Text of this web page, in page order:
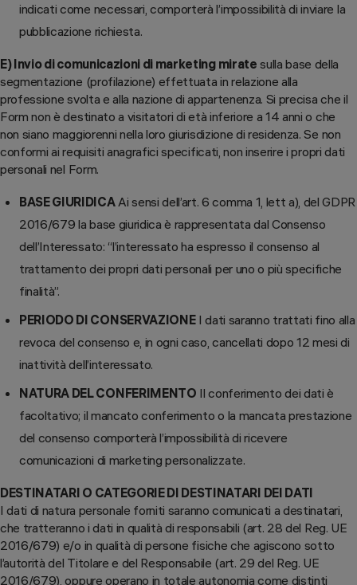
indicati come necessari, comporterà l’impossibilità di inviare la
pubblicazione richiesta.
E) Invio di comunicazioni di marketing mirate sulla base della
segmentazione (profilazione) effettuata in relazione alla
professione svolta e alla nazione di appartenenza. Si precisa che il
Form non è destinato a visitatori di età inferiore a 14 anni o che
non siano maggiorenni nella loro giurisdizione di residenza. Se non
conformi ai requisiti anagrafici specificati, non inserire i propri dati
personali nel Form.
BASE GIURIDICAAi sensi dell’art. 6 comma 1, lett a), del GDPR
2016/679 la base giuridica è rappresentata dal Consenso
dell’Interessato: “l’interessato ha espresso il consenso al
trattamento dei propri dati personali per uno o più specifiche
finalità”.
PERIODO DI CONSERVAZIONEI dati saranno trattati fino alla
revoca del consenso e, in ogni caso, cancellati dopo 12 mesi di
inattività dell’interessato.
NATURA DEL CONFERIMENTO Il conferimento dei dati è
facoltativo; il mancato conferimento o la mancata prestazione
del consenso comporterà l’impossibilità di ricevere
comunicazioni di marketing personalizzate.
DESTINATARI O CATEGORIE DI DESTINATARI DEI DATI
I dati di natura personale forniti saranno comunicati a destinatari,
che tratteranno i dati in qualità di responsabili (art. 28 del Reg. UE
2016/679) e/o in qualità di persone fisiche che agiscono sotto
l’autorità del Titolare e del Responsabile (art. 29 del Reg. UE
2016/679), oppure operano in totale autonomia come distinti